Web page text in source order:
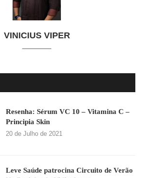
VINICIUS VIPER
Resenha: Sérum VC 10 – Vitamina C –
Principia Skin
20 de Julho de 2021
Leve Saúde patrocina Circuito de Verão